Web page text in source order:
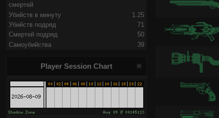
смертей
Убийств в минуту
1.25
Убийств подряд
71
Смертей подряд
50
Самоубийства
39
Player Session Chart